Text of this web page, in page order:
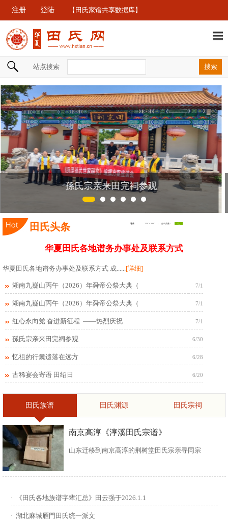
注册 登陆 【田氏家谱共享数据库】
站点搜索
孫氏宗亲来田完祠参观
田氏头条
华夏田氏各地谱务办事处及联系方式
华夏田氏各地谱务办事处及联系方式 成......[详细]
湖南九嶷山丙午（2026）年舜帝公祭大典（ 7/1
湖南九嶷山丙午（2026）年舜帝公祭大典（ 7/1
红心永向党 奋进新征程 ——热烈庆祝 7/1
孫氏宗亲来田完祠参观 6/30
忆祖的行囊遗落在远方 6/28
古稀宴会寄语 田绍日 6/20
田氏族谱 田氏渊源 田氏宗祠
南京高淳《淳溪田氏宗谱》
山东迁移到南京高淳的荆树堂田氏宗亲寻同宗
· 《田氏各地族谱字辈汇总》田云强于2026.1.1
· 湖北麻城雁門田氏统一派文